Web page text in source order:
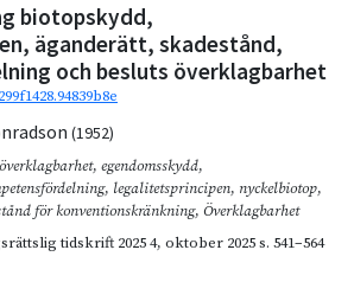
biotopskydd,
äganderätt, skadestånd,
och besluts överklagbarhet
(1952)
, egendomsskydd,
, legalitetsprincipen, nyckelbiotop,
för konventionskränkning, Överklagbarhet
tidskrift 2025 4, oktober 2025s. 541–564